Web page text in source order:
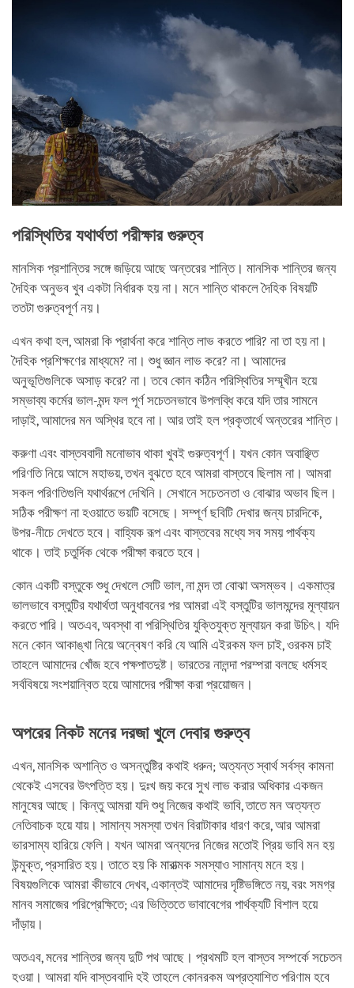
পরিস্থিতির যথার্থতা পরীক্ষার গুরুত্ব
মানসিক প্রশান্তির সঙ্গে জড়িয়ে আছে অন্তরের শান্তি। মানসিক শান্তির জন্য
দৈহিক অনুভব খুব একটা নির্ধারক হয় না। মনে শান্তি থাকলে দৈহিক বিষয়টি
ততটা গুরুত্বপূর্ণ নয়।
এখন কথা হল, আমরা কি প্রার্থনা করে শান্তি লাভ করতে পারি? না তা হয় না।
দৈহিক প্রশিক্ষণের মাধ্যমে? না। শুধু জ্ঞান লাভ করে? না। আমাদের
অনুভূতিগুলিকে অসাড় করে? না। তবে কোন কঠিন পরিস্থিতির সম্মূখীন হয়ে
সম্ভাব্য কর্মের ভাল-মন্দ ফল পূর্ণ সচেতনভাবে উপলব্ধি করে যদি তার সামনে
দাড়াই, আমাদের মন অস্থির হবে না। আর তাই হল প্রকৃতার্থে অন্তরের শান্তি।
করুণা এবং বাস্তববাদী মনোভাব থাকা খুবই গুরুত্বপূর্ণ। যখন কোন অবাঞ্ছিত
পরিণতি নিয়ে আসে মহাভয়, তখন বুঝতে হবে আমরা বাস্তবে ছিলাম না। আমরা
সকল পরিণতিগুলি যথার্থরূপে দেখিনি। সেখানে সচেতনতা ও বোঝার অভাব ছিল।
সঠিক পরীক্ষণ না হওয়াতে ভয়টি বসেছে। সম্পূর্ণ ছবিটি দেখার জন্য চারদিকে,
উপর-নীচে দেখতে হবে। বাহ্যিক রূপ এবং বাস্তবের মধ্যে সব সময় পার্থক্য
থাকে। তাই চতুর্দিক থেকে পরীক্ষা করতে হবে।
কোন একটি বস্তুকে শুধু দেখলে সেটি ভাল, না মন্দ তা বোঝা অসম্ভব। একমাত্র
ভালভাবে বস্তুটির যথার্থতা অনুধাবনের পর আমরা এই বস্তুটির ভালমন্দের মূল্যায়ন
করতে পারি। অতএব, অবস্থা বা পরিস্থিতির যুক্তিযুক্ত মূল্যায়ন করা উচিৎ। যদি
মনে কোন আকাঙ্খা নিয়ে অন্বেষণ করি যে আমি এইরকম ফল চাই, ওরকম চাই
তাহলে আমাদের খোঁজ হবে পক্ষপাতদুষ্ট। ভারতের নালন্দা পরম্পরা বলছে ধর্মসহ
সর্ববিষয়ে সংশয়ান্বিত হয়ে আমাদের পরীক্ষা করা প্রয়োজন।
অপরের নিকট মনের দরজা খুলে দেবার গুরুত্ব
এখন, মানসিক অশান্তি ও অসন্তুষ্টির কথাই ধরুন; অত্যন্ত স্বার্থ সর্বস্ব কামনা
থেকেই এসবের উৎপত্তি হয়। দুঃখ জয় করে সুখ লাভ করার অধিকার একজন
মানুষের আছে। কিন্তু আমরা যদি শুধু নিজের কথাই ভাবি, তাতে মন অত্যন্ত
নেতিবাচক হয়ে যায়। সামান্য সমস্যা তখন বিরাটাকার ধারণ করে, আর আমরা
ভারসাম্য হারিয়ে ফেলি। যখন আমরা অন্যদের নিজের মতোই প্রিয় ভাবি মন হয়
উন্মুক্ত, প্রসারিত হয়। তাতে হয় কি মারাত্মক সমস্যাও সামান্য মনে হয়।
বিষয়গুলিকে আমরা কীভাবে দেখব, একান্তই আমাদের দৃষ্টিভঙ্গিতে নয়, বরং সমগ্র
মানব সমাজের পরিপ্রেক্ষিতে; এর ভিত্তিতে ভাবাবেগের পার্থক্যটি বিশাল হয়ে
দাঁড়ায়।
অতএব, মনের শান্তির জন্য দুটি পথ আছে। প্রথমটি হল বাস্তব সম্পর্কে সচেতন
হওয়া। আমরা যদি বাস্তববাদি হই তাহলে কোনরকম অপ্রত্যাশিত পরিণাম হবে